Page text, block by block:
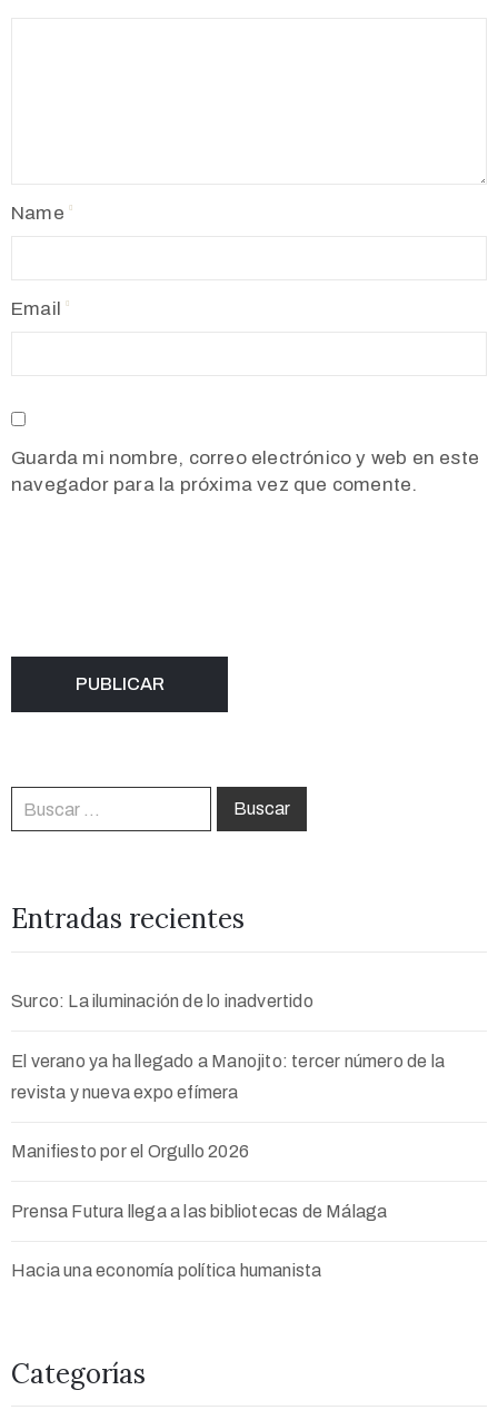
Name
Email
Guarda mi nombre, correo electrónico y web en este
navegador para la próxima vez que comente.
Entradas recientes
Surco: La iluminación de lo inadvertido
El verano ya ha llegado a Manojito: tercer número de la
revista y nueva expo efímera
Manifiesto por el Orgullo 2026
Prensa Futura llega a las bibliotecas de Málaga
Hacia una economía política humanista
Categorías